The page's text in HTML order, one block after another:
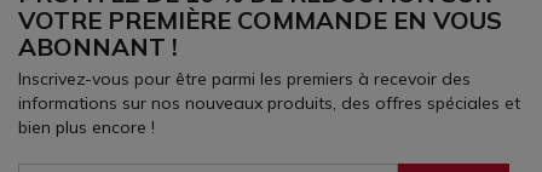
VOTRE PREMIÈRE COMMANDE EN VOUS
ABONNANT !
Inscrivez-vous pour être parmi les premiers à recevoir des
informations sur nos nouveaux produits, des offres spéciales et
bien plus encore !